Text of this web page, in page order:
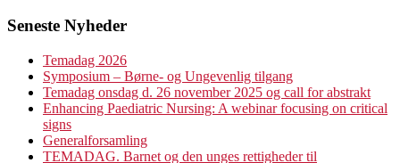
Seneste Nyheder
Temadag 2026
Symposium – Børne- og Ungevenlig tilgang
Temadag onsdag d. 26 november 2025 og call for abstrakt
Enhancing Paediatric Nursing: A webinar focusing on critical
signs
Generalforsamling
TEMADAG. Barnet og den unges rettigheder til